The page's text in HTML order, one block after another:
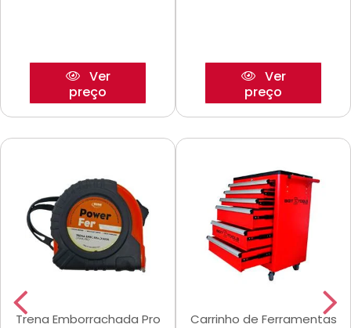
Ver
preço
Ver
preço
Trena Emborrachada Pro
Carrinho de Ferramentas